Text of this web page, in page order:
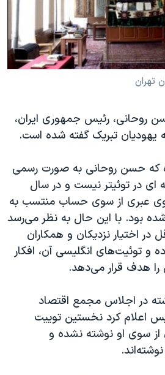
۲۰۲۴
اسرائیل
رهبری ایران
نوبل صلح
«سی‌پک»
تهران
روحانی، رئیس جمهوری ایران،
یهودیان تبریک گفته شده است.
که حسن روحانی به صورت رسمی
در توئیتر نیست و در سال
نوی عبری از سوی حساب منتسب به
بود. با این حال به نظر می‌رسد
در اختیار نزدیکان و همکاران
و توئیت‌های انگلیسی آن، افکار
هدف قرار می‌دهد.
در اجلاس مجمع اقتصاد
اعلام کرد نخستین توییت
سوی او نوشته نشده و